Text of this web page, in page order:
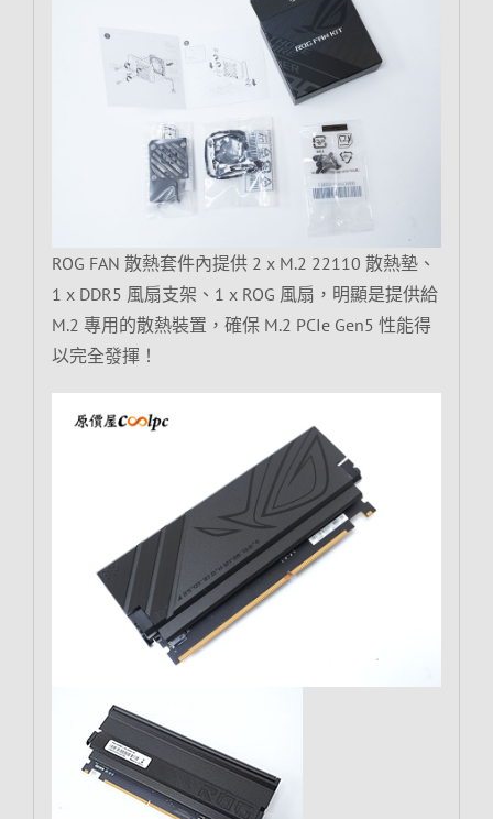
ROG FAN 散熱套件內提供 2 x M.2 22110 散熱墊、
1 x DDR5 風扇支架、1 x ROG 風扇，明顯是提供給
M.2 專用的散熱裝置，確保 M.2 PCIe Gen5 性能得
以完全發揮！